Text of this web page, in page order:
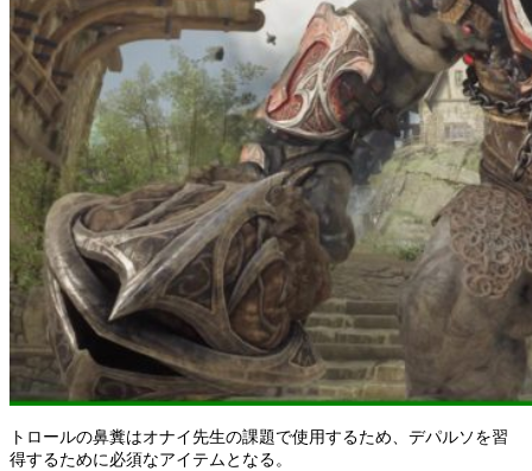
トロールの鼻糞はオナイ先生の課題で使用するため、デパルソを習
得するために必須なアイテムとなる。